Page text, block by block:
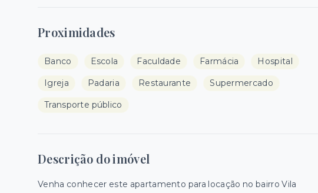
Proximidades
Banco Escola Faculdade Farmácia Hospital
Igreja Padaria Restaurante Supermercado
Transporte público
Descrição do imóvel
Venha conhecer este apartamento para locação no bairro Vila